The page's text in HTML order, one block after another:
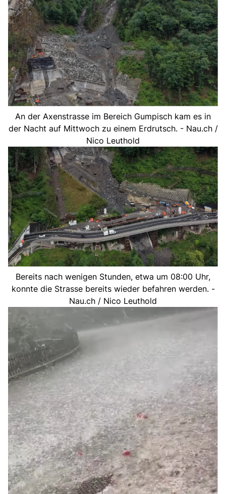
An der Axenstrasse im Bereich Gumpisch kam es in
der Nacht auf Mittwoch zu einem Erdrutsch. - Nau.ch /
Nico Leuthold
Bereits nach wenigen Stunden, etwa um 08:00 Uhr,
konnte die Strasse bereits wieder befahren werden. -
Nau.ch / Nico Leuthold